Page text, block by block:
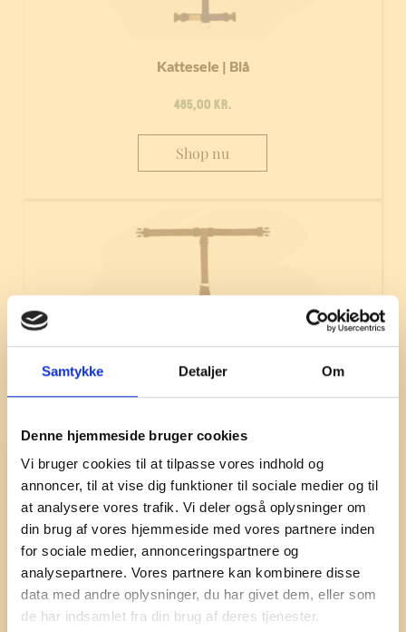
Samtykke Detaljer Om
Denne hjemmeside bruger cookies
Vi bruger cookies til at tilpasse vores indhold og
annoncer, til at vise dig funktioner til sociale medier og til
at analysere vores trafik. Vi deler også oplysninger om
din brug af vores hjemmeside med vores partnere inden
for sociale medier, annonceringspartnere og
analysepartnere. Vores partnere kan kombinere disse
data med andre oplysninger, du har givet dem, eller som
de har indsamlet fra din brug af deres tjenester.
Kattesele | Blå
485,00 kr.
Shop nu
Kattesele | Chocolate
485,00kr.
Shop nu